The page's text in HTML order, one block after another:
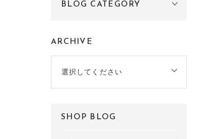
BLOG CATEGORY
ARCHIVE
選択してください
SHOP BLOG